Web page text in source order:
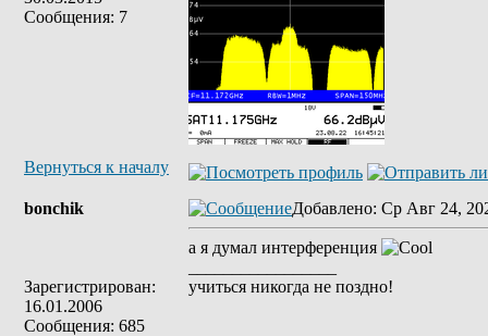
Сообщения: 7
Вернуться к началу
bonchik
Зарегистрирован:
16.01.2006
Сообщения: 685
Добавлено: Ср Авг 24,
а я думал интерференция
учиться никогда не поздно!